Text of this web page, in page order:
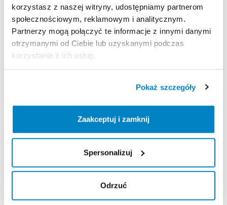
korzystasz z naszej witryny, udostępniamy partnerom
społecznościowym, reklamowym i analitycznym.
Partnerzy mogą połączyć te informacje z innymi danymi
otrzymanymi od Ciebie lub uzyskanymi podczas
korzystania z ich usług.
Pokaż szczegóły
Zaakceptuj i zamknij
Spersonalizuj
Odrzuć
Wodoodporność
Wodoodporność (Schmerber): Tropik ＞ 2000
Podłoga sypialni ＞ 2400 mm.
Strona produktu w sklepie
Zasady wypożyczenia
REGULAMIN
Regulamin wypożyczalni